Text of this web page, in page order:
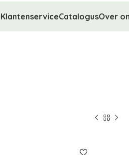
KlantenserviceCatalogusOver